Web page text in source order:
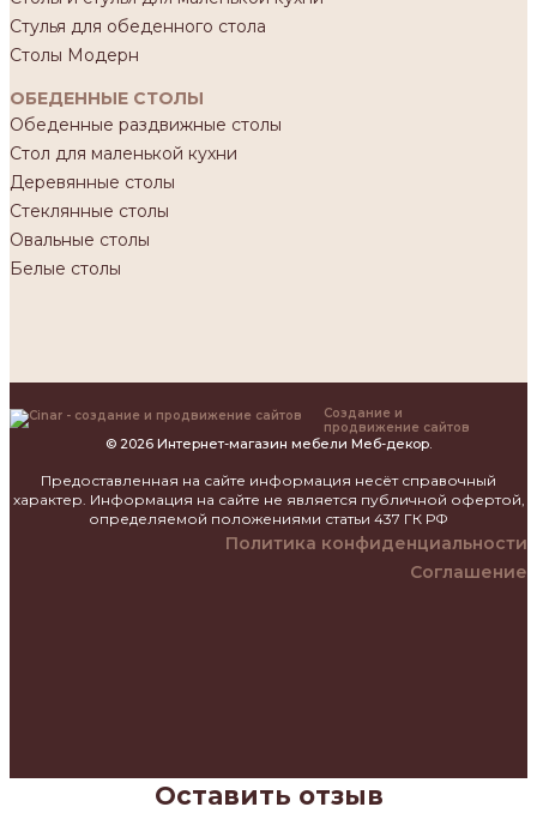
Стулья для обеденного стола
Столы Модерн
ОБЕДЕННЫЕ СТОЛЫ
Обеденные раздвижные столы
Стол для маленькой кухни
Деревянные столы
Стеклянные столы
Овальные столы
Белые столы
Создание и
продвижение сайтов
© 2026 Интернет-магазин мебели Меб-декор.
Предоставленная на сайте информация несёт справочный
характер. Информация на сайте не является публичной офертой,
определяемой положениями статьи 437 ГК РФ
Политика конфиденциальности
Соглашение
Оставить отзыв